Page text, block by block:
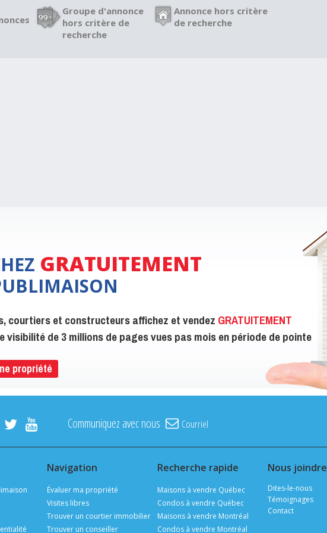
Groupe d'annonce
hors critère de
recherche
Annonce hors critère
de recherche
GRATUITEMENT
courtiers et constructeurs affichez et vendez GRATUITEMENT
visibilité de 3 millions de pages vues pas mois en période de pointe
propriété
Communiquez avec nous Courriel
Navigation
Évaluer ma propriété
Visites libres
Trouver un courtier immobilier
Trouver un conseiller
Recherche rapide
Maisons à vendre Québec
Condos à vendre Québec
Maisons à vendre Montréal
Condos à vendre Montréal
Nous joindre
Dites-le-nous
Témoignages
Contact